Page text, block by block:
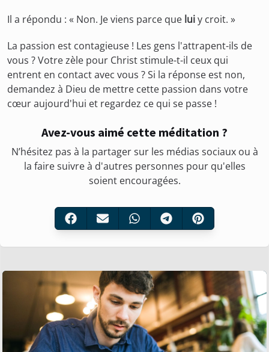
Il a répondu : « Non. Je viens parce que luiy croit. »
La passion est contagieuse ! Les gens l'attrapent-ils de
vous ? Votre zèle pour Christ stimule-t-il ceux qui
entrent en contact avec vous ? Si la réponse est non,
demandez à Dieu de mettre cette passion dans votre
cœur aujourd'hui et regardez ce qui se passe !
Avez-vous aimé cette méditation ?
N’hésitez pas à la partager sur les médias sociaux ou à
la faire suivre à d'autres personnes pour qu'elles
soient encouragées.